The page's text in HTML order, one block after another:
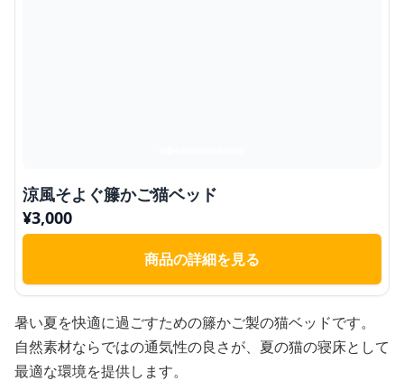
涼風そよぐ籐かご猫ベッド
¥3,000
商品の詳細を見る
暑い夏を快適に過ごすための籐かご製の猫ベッドです。
自然素材ならではの通気性の良さが、夏の猫の寝床として
最適な環境を提供します。